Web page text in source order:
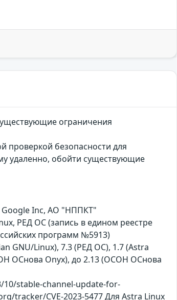
ограничения
проверкой безопасности для
удаленно, обойти существующие
Google Inc, АО "НППКТ"
РЕД ОС (запись в едином реестре
программ №5913)
GNU/Linux), 7.3 (РЕД ОС), 1.7 (Astra
ОСнова Оnyx), до 2.13 (ОСОН ОСнова
stable-channel-update-for-
tracker/CVE-2023-5477 Для Astra Linux